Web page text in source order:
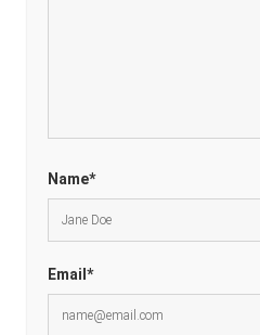
Name*
Email*